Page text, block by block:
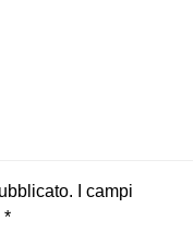
I campi
*